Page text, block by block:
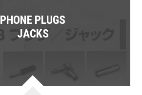
PHONE PLUGS
JACKS